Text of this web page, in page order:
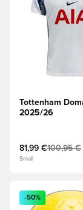
Tottenham
2025/26
81,99 €100,95 €
Small
Otvorí modál
-50%